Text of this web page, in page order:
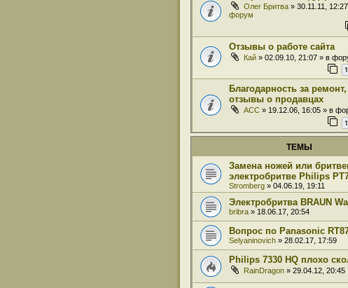
Олег Бритва » 30.11.11,
форум
Отзывы о работе сайта
Кай » 02.09.10, 21:07 » в
1
Благодарность за
отзывы о продавцах
ACC » 19.12.06, 16:05 » в
1
ТЕМЫ
Замена ножей или
электробритве Philips
Stromberg » 04.06.19, 19:11
Электробритва BRAUN
bribra » 18.06.17, 20:54
Вопрос по Panasonic
Selyaninovich » 28.02.17, 17:59
Philips 7330 HQ плохо
RainDragon » 29.04.12, 20:45